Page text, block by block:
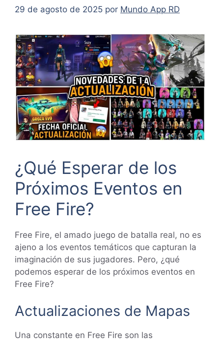
29 de agosto de 2025 por Mundo App RD
¿Qué Esperar de los
Próximos Eventos en
Free Fire?
Free Fire, el amado juego de batalla real, no es
ajeno a los eventos temáticos que capturan la
imaginación de sus jugadores. Pero, ¿qué
podemos esperar de los próximos eventos en
Free Fire?
Actualizaciones de Mapas
Una constante en Free Fire son las